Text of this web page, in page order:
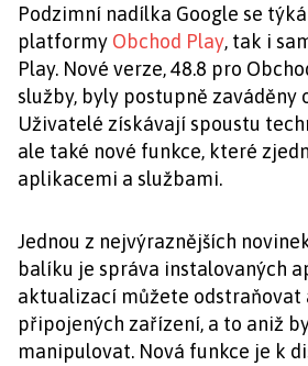
Podzimní nadílka Google se
platformy Obchod Play, tak i
Play. Nové verze, 48.8 pro
služby, byly postupně zaváděny
Uživatelé získávají spoustu
ale také nové funkce, které
aplikacemi a službami.
Jednou z nejvýraznějších
balíku je správa instalovaných
aktualizací můžete odstraňovat
připojených zařízení, a to aniž
manipulovat. Nová funkce je k